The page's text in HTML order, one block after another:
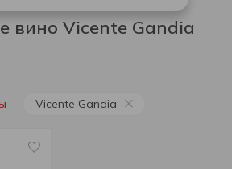
вино Vicente Gandia
Vicente Gandia